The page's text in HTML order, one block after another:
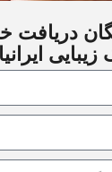
دریافت
زیبایی